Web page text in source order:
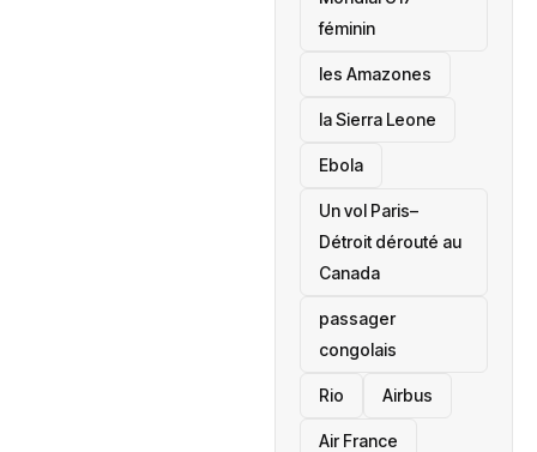
féminin
les Amazones
la Sierra Leone
‎Ebola
Un vol Paris–
Détroit dérouté au
Canada
passager
congolais
Rio Airbus
Air France